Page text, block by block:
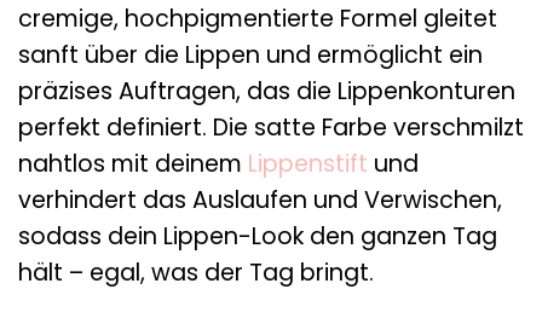
cremige, hochpigmentierte Formel gleitet
sanft über die Lippen und ermöglicht ein
präzises Auftragen, das die Lippenkonturen
perfekt definiert. Die satte Farbe verschmilzt
nahtlos mit deinem Lippenstift und
verhindert das Auslaufen und Verwischen,
sodass dein Lippen-Look den ganzen Tag
hält – egal, was der Tag bringt.